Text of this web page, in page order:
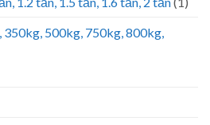
500kg, 750kg, 800kg,